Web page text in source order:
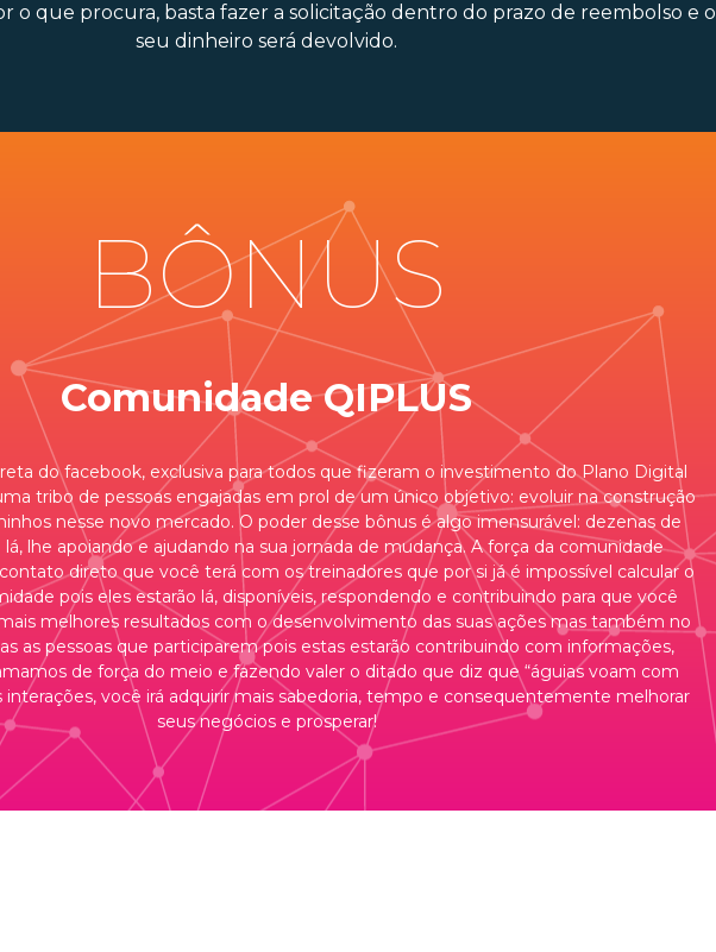
o que procura, basta fazer a solicitação dentro do prazo de reembolso e o
seu dinheiro será devolvido.
BÔNUS
Comunidade QIPLUS
do facebook, exclusiva para todos que fizeram o investimento do Plano Digital
tribo de pessoas engajadas em prol de um único objetivo: evoluir na construção
nesse novo mercado. O poder desse bônus é algo imensurável: dezenas de
lá, lhe apoiando e ajudando na sua jornada de mudança. A força da comunidade
direto que você terá com os treinadores que por si já é impossível calcular o
pois eles estarão lá, disponíveis, respondendo e contribuindo para que você
melhores resultados com o desenvolvimento das suas ações mas também no
as pessoas que participarem pois estas estarão contribuindo com informações,
de força do meio e fazendo valer o ditado que diz que “águias voam com
interações, você irá adquirir mais sabedoria, tempo e consequentemente melhorar
seus negócios e prosperar!